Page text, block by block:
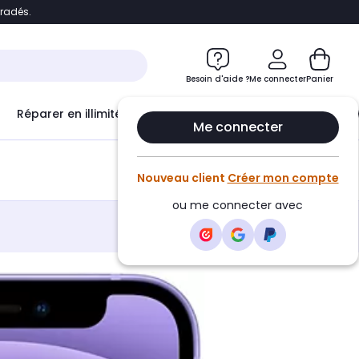
Accéder directement au chatbot
Besoin d'aide ?Me connecter
Me connecter
Nouveau client Créer mon compte
ou me connecter avec
Panier
Réparer en illimité avec Le Club Infinity
Créer une alerte